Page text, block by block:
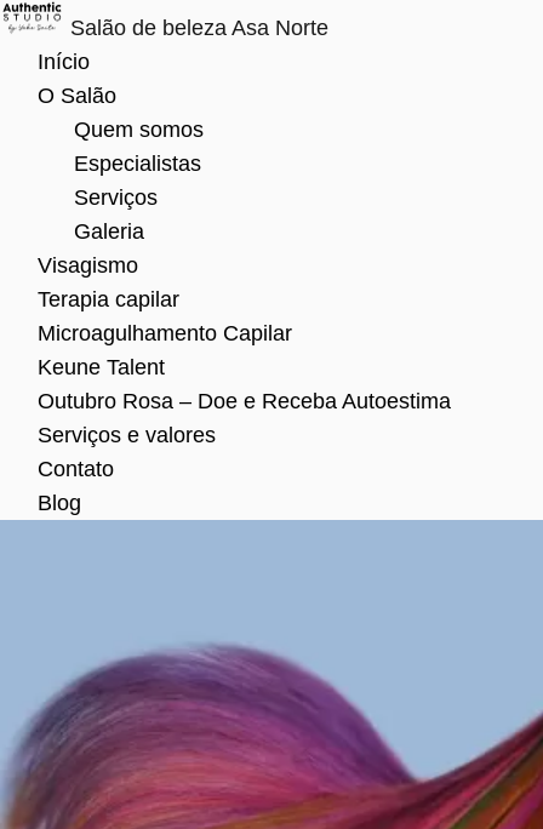
Salão de beleza Asa Norte
SkipInício
O Salão
Quem somos
Especialistas
Serviços
Galeria
Visagismo
Terapia capilar
Microagulhamento Capilar
Keune Talent
Outubro Rosa – Doe e Receba Autoestima
Serviços e valores
Contato
Blog